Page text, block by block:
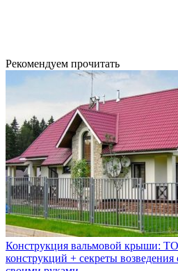
Рекомендуем прочитать
Конструкция вальмовой крыши:
конструкций + секреты